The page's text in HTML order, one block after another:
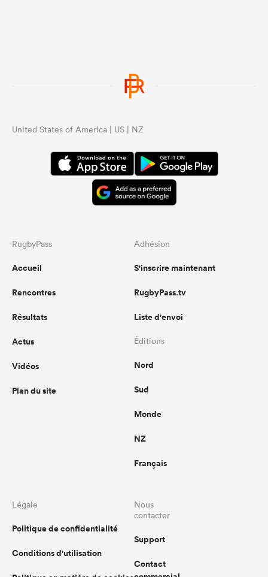
United States of America | US | NZ
RugbyPass
Accueil
Rencontres
Résultats
Actus
Vidéos
Plan du site
Adhésion
S'inscrire maintenant
RugbyPass.tv
Liste d'envoi
Éditions
Nord
Sud
Monde
NZ
Français
Légale
Politique de confidentialité
Conditions d'utilisation
Nous
contacter
Support
Contact